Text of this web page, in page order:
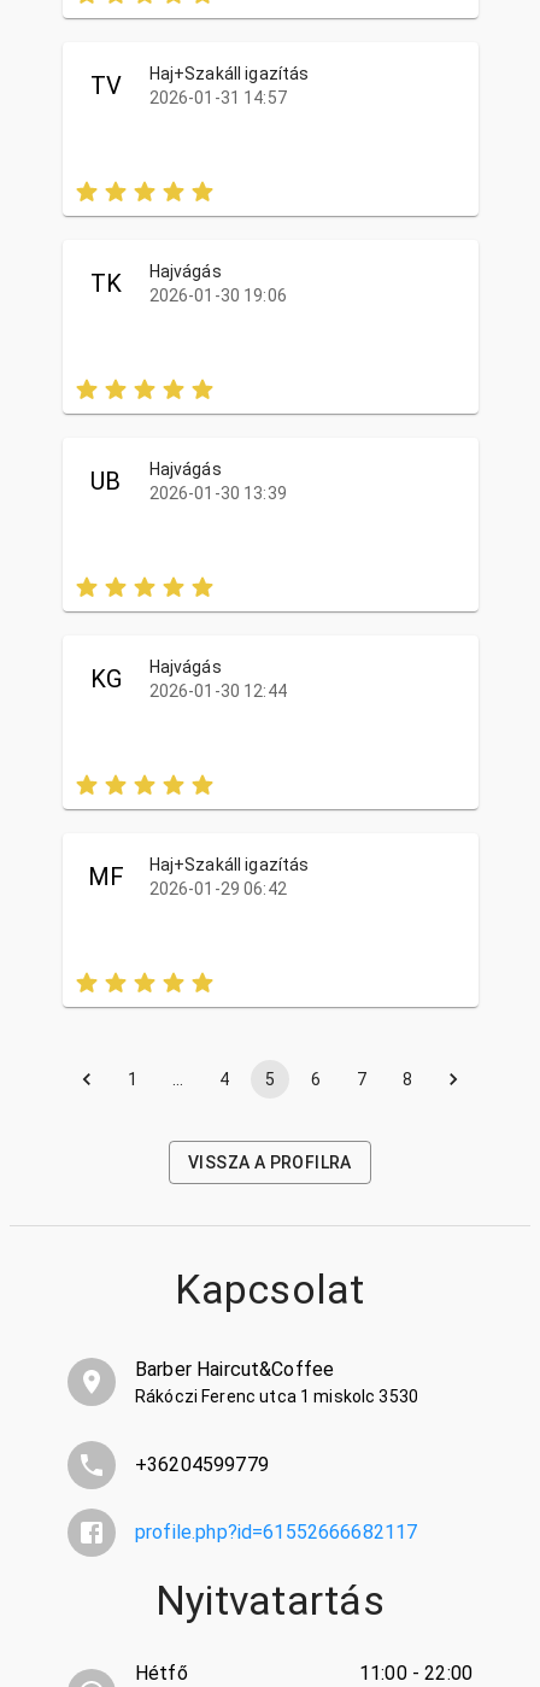
TV
Haj+Szakáll igazítás
2026-01-31 14:57
TK
Hajvágás
2026-01-30 19:06
UB
Hajvágás
2026-01-30 13:39
KG
Hajvágás
2026-01-30 12:44
MF
Haj+Szakáll igazítás
2026-01-29 06:42
1 … 4 5 6 7 8
VISSZA A PROFILRA
Kapcsolat
Barber Haircut&Coffee
Rákóczi Ferenc utca 1 miskolc 3530
+36204599779
profile.php?id=61552666682117
Nyitvatartás
Hétfő 11:00 - 22:00